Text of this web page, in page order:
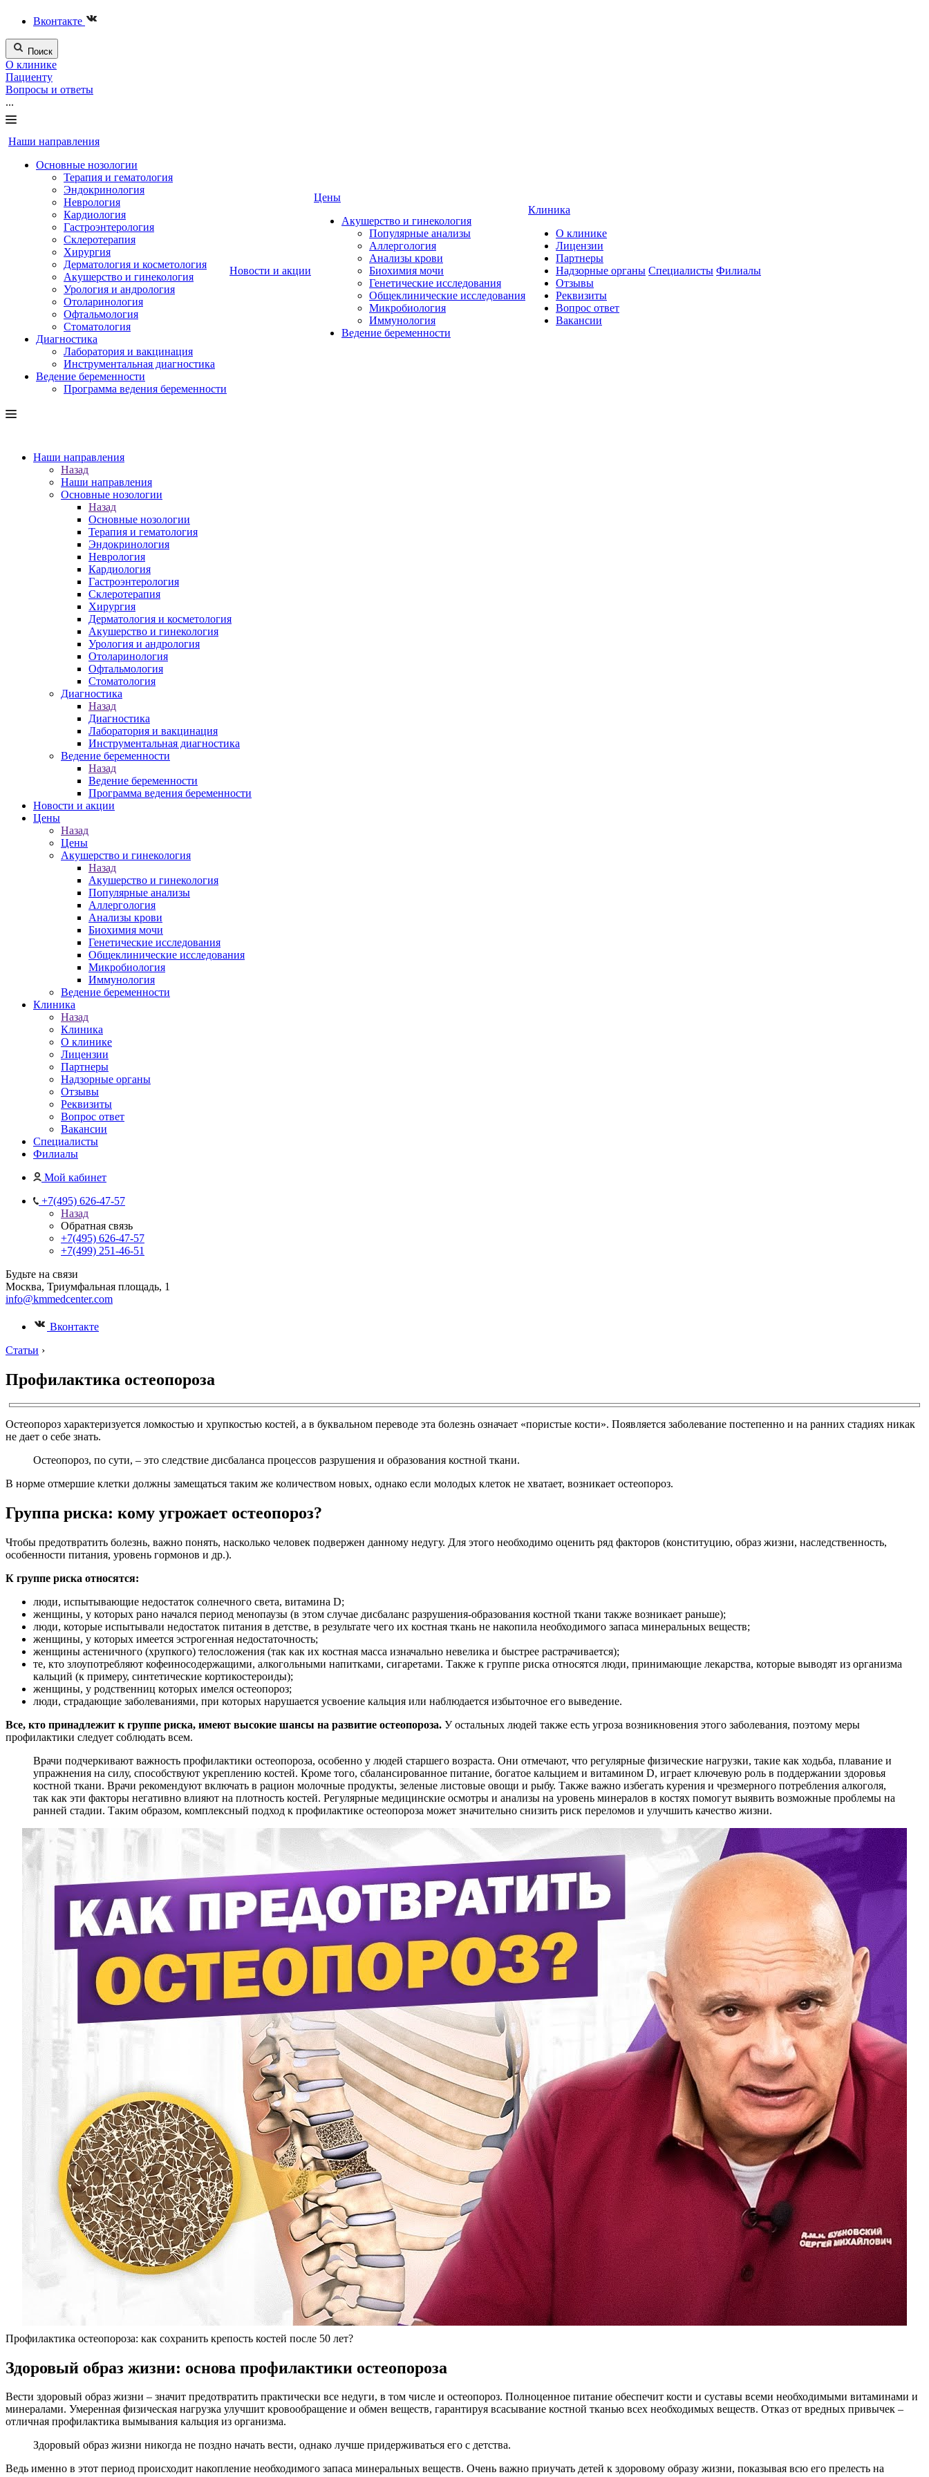
Вконтакте
Поиск
О клинике
Пациенту
Вопросы и ответы
...
Наши направления
Основные нозологии
Терапия и гематология
Эндокринология
Неврология
Кардиология
Гастроэнтерология
Склеротерапия
Хирургия
Дерматология и косметология
Акушерство и гинекология
Урология и андрология
Отоларинология
Офтальмология
Стоматология
Диагностика
Лаборатория и вакцинация
Инструментальная диагностика
Ведение беременности
Программа ведения беременности
Новости и акции
Цены
Акушерство и гинекология
Популярные анализы
Аллергология
Анализы крови
Биохимия мочи
Генетические исследования
Общеклинические исследования
Микробиология
Иммунология
Ведение беременности
Клиника
О клинике
Лицензии
Партнеры
Надзорные органы
Отзывы
Реквизиты
Вопрос ответ
Вакансии
Специалисты Филиалы
Наши направления
Назад
Наши направления
Основные нозологии
Назад
Основные нозологии
Терапия и гематология
Эндокринология
Неврология
Кардиология
Гастроэнтерология
Склеротерапия
Хирургия
Дерматология и косметология
Акушерство и гинекология
Урология и андрология
Отоларинология
Офтальмология
Стоматология
Диагностика
Назад
Диагностика
Лаборатория и вакцинация
Инструментальная диагностика
Ведение беременности
Назад
Ведение беременности
Программа ведения беременности
Новости и акции
Цены
Назад
Цены
Акушерство и гинекология
Назад
Акушерство и гинекология
Популярные анализы
Аллергология
Анализы крови
Биохимия мочи
Генетические исследования
Общеклинические исследования
Микробиология
Иммунология
Ведение беременности
Клиника
Назад
Клиника
О клинике
Лицензии
Партнеры
Надзорные органы
Отзывы
Реквизиты
Вопрос ответ
Вакансии
Специалисты
Филиалы
Мой кабинет
+7(495) 626-47-57
Назад
Обратная связь
+7(495) 626-47-57
+7(499) 251-46-51
Будьте на связи
Москва, Триумфальная площадь, 1
info@kmmedcenter.com
Вконтакте
Статьи ›
Профилактика остеопороза
Остеопороз характеризуется ломкостью и хрупкостью костей, а в буквальном переводе эта болезнь означает «пористые кости». Появляется заболевание постепенно и на ранних стадиях никак
не дает о себе знать.
Остеопороз, по сути, – это следствие дисбаланса процессов разрушения и образования костной ткани.
В норме отмершие клетки должны замещаться таким же количеством новых, однако если молодых клеток не хватает, возникает остеопороз.
Группа риска: кому угрожает остеопороз?
Чтобы предотвратить болезнь, важно понять, насколько человек подвержен данному недугу. Для этого необходимо оценить ряд факторов (конституцию, образ жизни, наследственность,
особенности питания, уровень гормонов и др.).
К группе риска относятся:
люди, испытывающие недостаток солнечного света, витамина D;
женщины, у которых рано начался период менопаузы (в этом случае дисбаланс разрушения-образования костной ткани также возникает раньше);
люди, которые испытывали недостаток питания в детстве, в результате чего их костная ткань не накопила необходимого запаса минеральных веществ;
женщины, у которых имеется эстрогенная недостаточность;
женщины астеничного (хрупкого) телосложения (так как их костная масса изначально невелика и быстрее растрачивается);
те, кто злоупотребляют кофеиносодержащими, алкогольными напитками, сигаретами. Также к группе риска относятся люди, принимающие лекарства, которые выводят из организма
кальций (к примеру, синтетические кортикостероиды);
женщины, у родственниц которых имелся остеопороз;
люди, страдающие заболеваниями, при которых нарушается усвоение кальция или наблюдается избыточное его выведение.
Все, кто принадлежит к группе риска, имеют высокие шансы на развитие остеопороза. У остальных людей также есть угроза возникновения этого заболевания, поэтому меры
профилактики следует соблюдать всем.
Врачи подчеркивают важность профилактики остеопороза, особенно у людей старшего возраста. Они отмечают, что регулярные физические нагрузки, такие как ходьба, плавание и
упражнения на силу, способствуют укреплению костей. Кроме того, сбалансированное питание, богатое кальцием и витамином D, играет ключевую роль в поддержании здоровья
костной ткани. Врачи рекомендуют включать в рацион молочные продукты, зеленые листовые овощи и рыбу. Также важно избегать курения и чрезмерного потребления алкоголя,
так как эти факторы негативно влияют на плотность костей. Регулярные медицинские осмотры и анализы на уровень минералов в костях помогут выявить возможные проблемы на
ранней стадии. Таким образом, комплексный подход к профилактике остеопороза может значительно снизить риск переломов и улучшить качество жизни.
Профилактика остеопороза: как сохранить крепость костей после 50 лет?
Здоровый образ жизни: основа профилактики остеопороза
Вести здоровый образ жизни – значит предотвратить практически все недуги, в том числе и остеопороз. Полноценное питание обеспечит кости и суставы всеми необходимыми витаминами и
минералами. Умеренная физическая нагрузка улучшит кровообращение и обмен веществ, гарантируя всасывание костной тканью всех необходимых веществ. Отказ от вредных привычек –
отличная профилактика вымывания кальция из организма.
Здоровый образ жизни никогда не поздно начать вести, однако лучше придерживаться его с детства.
Ведь именно в этот период происходит накопление необходимого запаса минеральных веществ. Очень важно приучать детей к здоровому образу жизни, показывая всю его прелесть на